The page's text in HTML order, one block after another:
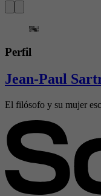
Perfil
Jean-Paul
El filósofo y su mujer